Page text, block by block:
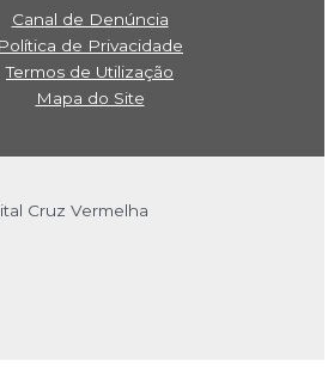
Canal de Denúncia
Política de Privacidade
Termos de Utilização
Mapa do Site
Cruz Vermelha